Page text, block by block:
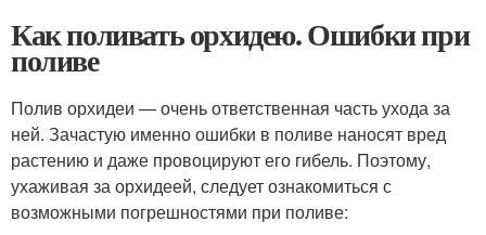
Как поливать орхидею. Ошибки при
поливе
Полив орхидеи — очень ответственная часть ухода за
ней. Зачастую именно ошибки в поливе наносят вред
растению и даже провоцируют его гибель. Поэтому,
ухаживая за орхидеей, следует ознакомиться с
возможными погрешностями при поливе: